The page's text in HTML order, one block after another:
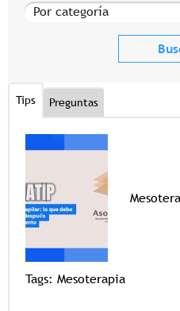
Por categoría
Tips Preguntas
Tags: Mesoterapia